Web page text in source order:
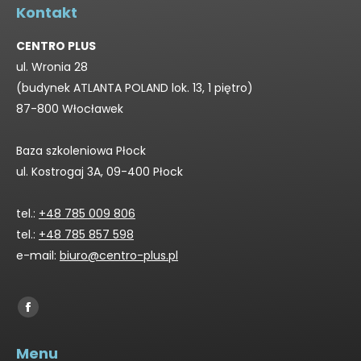
Kontakt
CENTRO PLUS
ul. Wronia 28
(budynek ATLANTA POLAND lok. 13, 1 piętro)
87-800 Włocławek
Baza szkoleniowa Płock
ul. Kostrogaj 3A, 09-400 Płock
tel.: +48 785 009 806
tel.: +48 785 857 598
e-mail: biuro@centro-plus.pl
Find us on:
Facebook
Menu